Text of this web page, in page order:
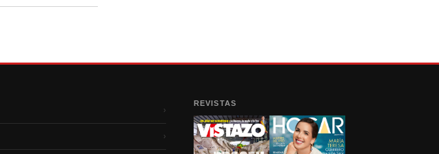
›
›
REVISTAS